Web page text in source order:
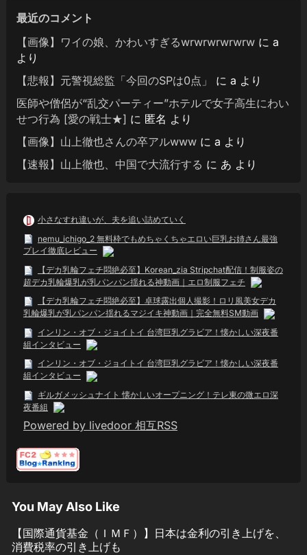
最近のコメント
【画像】ワイの娘、かわいすぎるwrwrwrwrwrwに a
より
【悲報】元警視総監「今回のSPは0点」
に a より
医師や僧侶が“乱交パーティー”ホテルで女子高生にわい
せつ行為 [愛の戦士★] に 匿名 より
【画像】山上徹也さんの卒アルwwwに a より
【速報】山上徹也、中国で大流行する に あ より
小さなすれ違いが、夫を追い詰めていく
nemu_ichigo_2 無料枠でもめちゃくちゃエロい巨乳お姉さん最強
プレイ徹底レビュー
【デカ乳輪フェチ悶絶必至】Korean_zia Stripchat配信！制服姿の
超デカ乳輪爆乳が乳パンパン揺れる神動画｜エロ制服フェチ
【デカ乳輪フェチ悶絶必至】卓球露出個人撮影！ロリ風美女デカ
乳輪爆乳が乳パンパン揺れるマジイキ神動画｜完全無料SM動画
インリン・オブ・ジョイトイ 台湾巨乳グラビア！懐かしい深夜番
組インタビュー
インリン・オブ・ジョイトイ 台湾巨乳グラビア！懐かしい深夜番
組インタビュー
ギルガメッシュナイト 懐かしいオープニング！テレ東の微エロ深
夜番組
Powered by livedoor 相互RSS
You May Also Like
【国際通貨基金（ＩＭＦ）】日本は金利の引き上げを、
消費税率の引き上げも